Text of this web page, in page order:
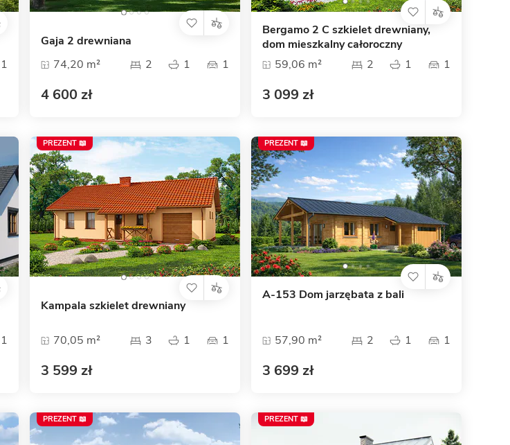
1
Gaja 2 drewniana
74,20 m²
2 1 1
4 600 zł
Bergamo 2 C szkielet drewniany,
dom mieszkalny całoroczny
59,06 m²
2 1 1
3 099 zł
1
Kampala szkielet drewniany
70,05 m² 3 1 1
3 599 zł
PREZENT 📖
A-153 Dom jarzębata z bali
57,90 m² 2 1 1
3 699 zł
PREZENT 📖
PREZENT 📖 PREZENT 📖